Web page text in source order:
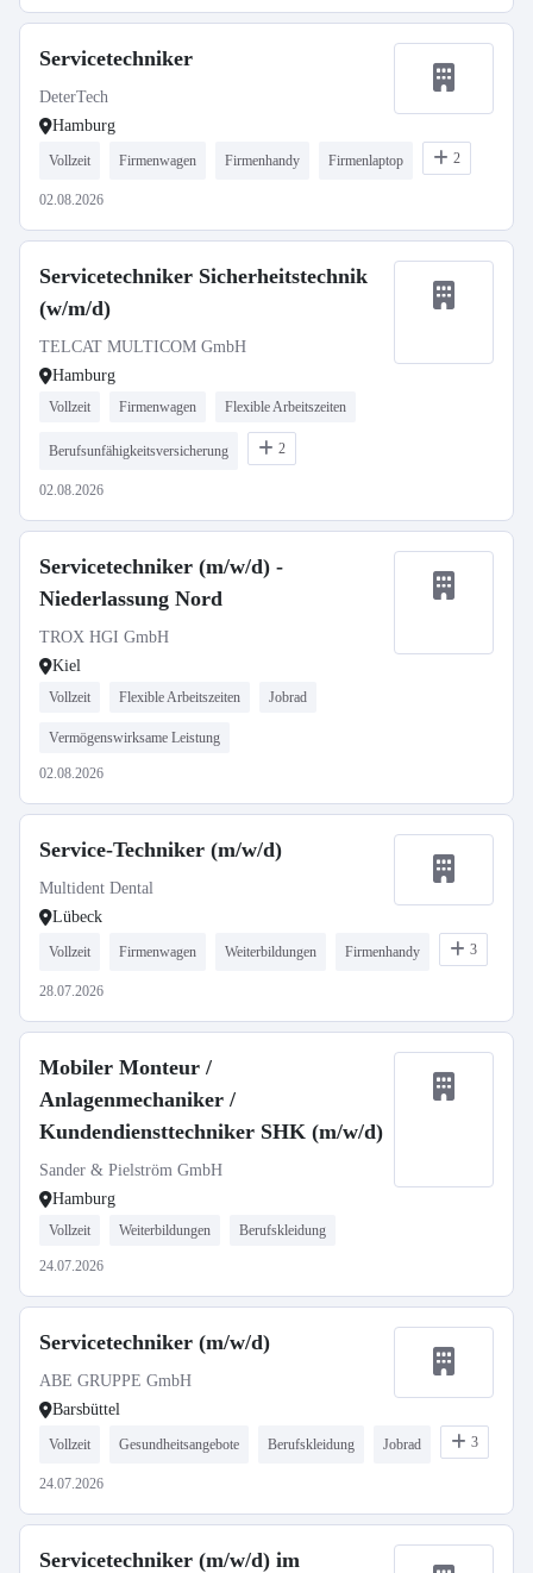
Servicetechniker
DeterTech
Hamburg
Vollzeit Firmenwagen Firmenhandy Firmenlaptop 2
02.08.2026
Servicetechniker Sicherheitstechnik
(w/m/d)
TELCAT MULTICOM GmbH
Hamburg
Vollzeit Firmenwagen Flexible Arbeitszeiten
Berufsunfähigkeitsversicherung 2
02.08.2026
Servicetechniker (m/w/d) -
Niederlassung Nord
TROX HGI GmbH
Kiel
Vollzeit Flexible Arbeitszeiten Jobrad
Vermögenswirksame Leistung
02.08.2026
Service-Techniker (m/w/d)
Multident Dental
Lübeck
Vollzeit Firmenwagen Weiterbildungen Firmenhandy 3
28.07.2026
Mobiler Monteur /
Anlagenmechaniker /
Kundendiensttechniker SHK (m/w/d)
Sander & Pielström GmbH
Hamburg
Vollzeit Weiterbildungen Berufskleidung
24.07.2026
Servicetechniker (m/w/d)
ABE GRUPPE GmbH
Barsbüttel
Vollzeit Gesundheitsangebote Berufskleidung Jobrad 3
24.07.2026
Servicetechniker (m/w/d) im